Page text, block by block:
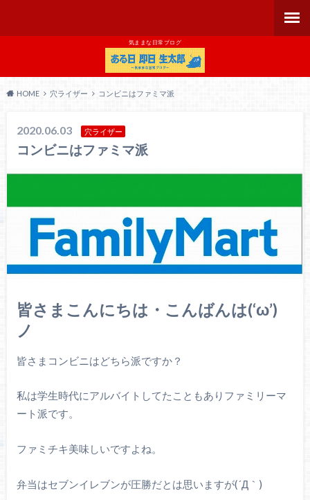
気ままな日常ブログ
HOME 穴ライザー コンビニはファミマ派
2020.06.03 穴ライザー
コンビニはファミマ派
皆さまこんにちは・こんばんは(‘ω’)
ノ
皆さまコンビニはどちら派ですか？
私は学生時代にアルバイトしてたこともありファミリーマ
ート派です。
ファミチキ美味しいですよね。
弁当はセブンイレブンが圧勝だとは思いますが(´Д｀)